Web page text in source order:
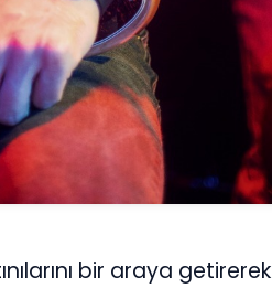
bir araya getirerek